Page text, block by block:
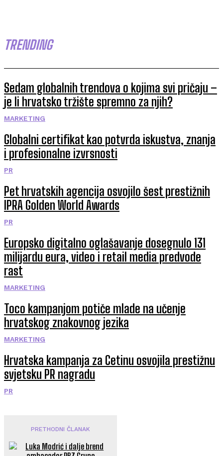
TRENDING
Sedam globalnih trendova o kojima svi pričaju –
je li hrvatsko tržište spremno za njih?
MARKETING
Globalni certifikat kao potvrda iskustva, znanja
i profesionalne izvrsnosti
PR
Pet hrvatskih agencija osvojilo šest prestižnih
IPRA Golden World Awards
PR
Europsko digitalno oglašavanje dosegnulo 131
milijardu eura, video i retail media predvode
rast
MARKETING
Toco kampanjom potiče mlade na učenje
hrvatskog znakovnog jezika
MARKETING
Hrvatska kampanja za Cetinu osvojila prestižnu
svjetsku PR nagradu
PR
PRETHODNI ČLANAK